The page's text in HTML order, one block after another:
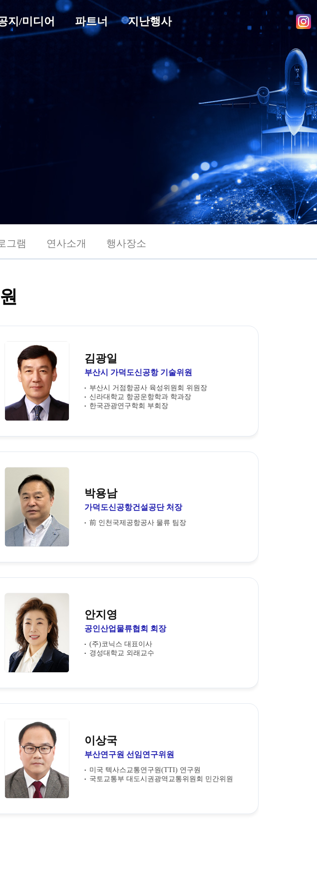
지/미디어 파트너 지난행사
그램 연사소개 행사장소
김광일
부산시 가덕도신공항 기술위원
부산시 거점항공사 육성위원회 위원장
신라대학교 항공운항학과 학과장
한국관광연구학회 부회장
박용남
가덕도신공항건설공단 처장
前 인천국제공항공사 물류 팀장
안지영
공인산업물류협회 회장
(주)코닉스 대표이사
경성대학교 외래교수
이상국
부산연구원 선임연구위원
미국 텍사스교통연구원(TTI) 연구원
국토교통부 대도시권광역교통위원회 민간위원